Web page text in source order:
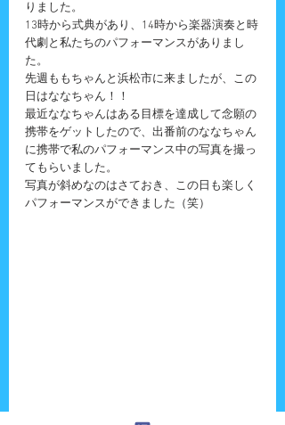
りました。
13時から式典があり、14時から楽器演奏と時
代劇と私たちのパフォーマンスがありまし
た。
先週ももちゃんと浜松市に来ましたが、この
日はななちゃん！！
最近ななちゃんはある目標を達成して念願の
携帯をゲットしたので、出番前のななちゃん
に携帯で私のパフォーマンス中の写真を撮っ
てもらいました。
写真が斜めなのはさておき、この日も楽しく
パフォーマンスができました（笑）